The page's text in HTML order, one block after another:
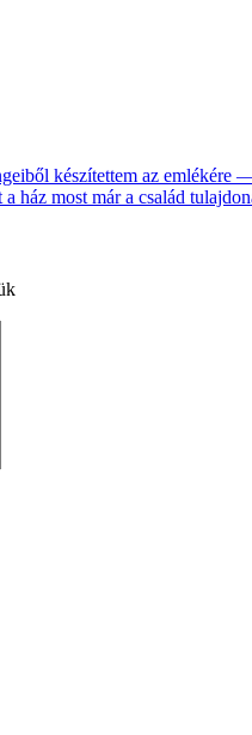
készítettem az
ház most már a család